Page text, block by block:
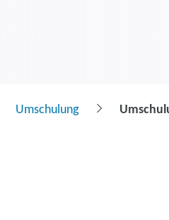
Umschulung